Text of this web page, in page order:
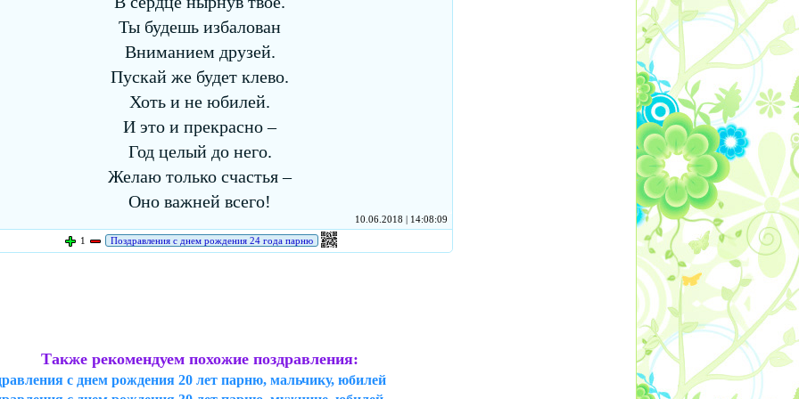
Ты будешь избалован
Вниманием друзей.
Пускай же будет клево.
Хоть и не юбилей.
И это и прекрасно –
Год целый до него.
Желаю только счастья –
Оно важней всего!
10.06.2018 | 14:08:09
1
Поздравления с днем рождения 24 года парню
Также рекомендуем похожие поздравления:
с днем рождения 20 лет парню, мальчику, юбилей